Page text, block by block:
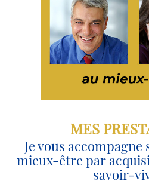
MES
Je vous
mieux-être par
savoir-